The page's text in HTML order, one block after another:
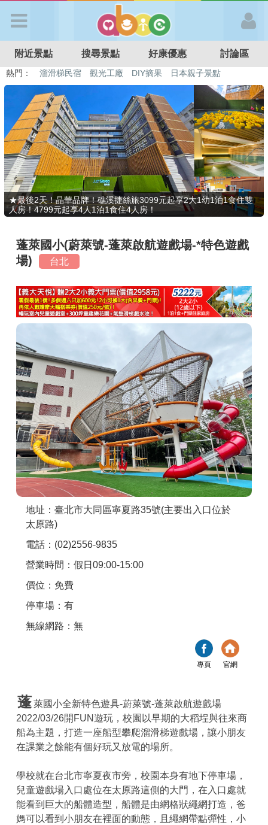
APP登入
首 頁
搜尋景點
好康優惠
最新消息
最新留言
商家合作
討論區
聯絡我們
APP下載
附近景點 搜尋景點 好康優惠 討論區
熱門： 溜滑梯民宿 觀光工廠 DIY摘果
日本親子景點
特色遊戲場
親子住房優惠 台北親子餐廳 溫泉泡湯SPA
★最後2天！晶華品牌！礁溪捷絲旅3099元起享2大1幼1泊1食住雙
人房！4799元起享4人1泊1食住4人房！
蓬萊國小(蔚萊號-蓬萊啟航遊戲場-*特色遊戲
場)
台北
地址：臺北市大同區寧夏路35號(主要出入口位於
太原路)
電話：(02)2556-9835
營業時間：假日09:00-15:00
價位：免費
停車場：有
無線網路：無
專頁 官網
蓬萊國小全新特色遊具-蔚萊號-蓬萊啟航遊戲場
2022/03/26開FUN遊玩，校園以早期的大稻埕與往來商
船為主題，打造一座船型攀爬溜滑梯遊戲場，讓小朋友
在課業之餘能有個好玩又放電的場所。
學校就在台北市寧夏夜市旁，校園本身有地下停車場，
兒童遊戲場入口處位在太原路這側的大門，在入口處就
能看到巨大的船體造型，船體是由網格狀繩網打造，爸
媽可以看到小朋友在裡面的動態，且繩網帶點彈性，小